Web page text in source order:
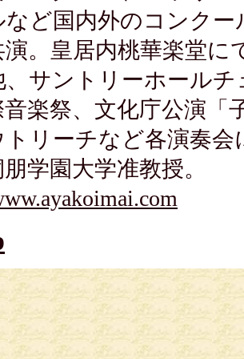
など国内外のコンク
演。皇居内桃華楽堂
、サントリーホール
楽祭、文化庁公演「
リーチなど各演奏
学園大学准教授。